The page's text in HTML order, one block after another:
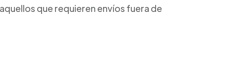
que requieren envíos fuera de